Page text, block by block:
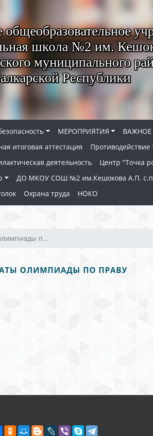
школа №2 им.
муниципального
Республики
МЕРОПРИЯТИЯ
ВАЖНОЕ
итоговая аттестация
деятельность
Центр "Точка
ДО МКОУ СОШ №2 им.Кешокова А.П.
Охрана труда НОКО
п...
ОЛИМПИАДЫ ПО ПРАВУ